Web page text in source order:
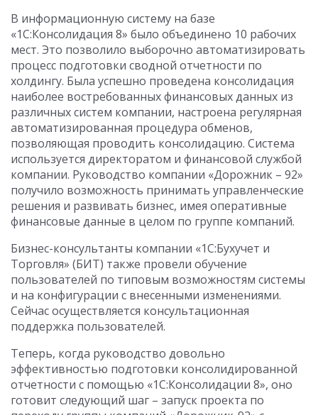
В информационную систему на базе
«1С:Консолидация 8» было объединено 10 рабочих
мест. Это позволило выборочно автоматизировать
процесс подготовки сводной отчетности по
холдингу. Была успешно проведена консолидация
наиболее востребованных финансовых данных из
различных систем компании, настроена регулярная
автоматизированная процедура обменов,
позволяющая проводить консолидацию. Система
используется директоратом и финансовой службой
компании. Руководство компании «Дорожник – 92»
получило возможность принимать управленческие
решения и развивать бизнес, имея оперативные
финансовые данные в целом по группе компаний.
Бизнес-консультанты компании «1С:Бухучет и
Торговля» (БИТ) также провели обучение
пользователей по типовым возможностям системы
и на конфигурации с внесенными изменениями.
Сейчас осуществляется консультационная
поддержка пользователей.
Теперь, когда руководство довольно
эффективностью подготовки консолидированной
отчетности с помощью «1С:Консолидации 8», оно
готовит следующий шаг – запуск проекта по